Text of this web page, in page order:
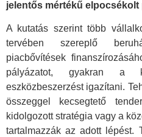
jelentős mértékű
A kutatás szerint több
tervében szereplő
piacbővítések
pályázatot, gyakran a
eszközbeszerzést igazítani.
összeggel kecsegtető
kidolgozott stratégia vagy a
tartalmazzák az adott lépést.